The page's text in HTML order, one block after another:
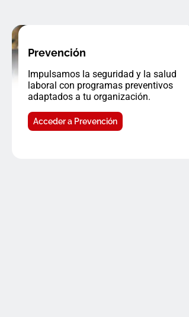
Prevención
Impulsamos la seguridad y la salud
laboral con programas preventivos
adaptados a tu organización.
Acceder a Prevención